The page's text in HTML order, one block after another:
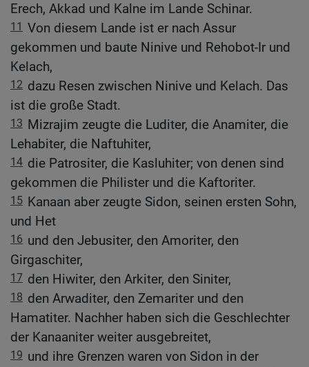
Erech, Akkad und Kalne im Lande Schinar.
11 Von diesem Lande ist er nach Assur
gekommen und baute Ninive und Rehobot-Ir und
Kelach,
12 dazu Resen zwischen Ninive und Kelach. Das
ist die große Stadt.
13 Mizrajim zeugte die Luditer, die Anamiter, die
Lehabiter, die Naftuhiter,
14 die Patrositer, die Kasluhiter; von denen sind
gekommen die Philister und die Kaftoriter.
15 Kanaan aber zeugte Sidon, seinen ersten Sohn,
und Het
16 und den Jebusiter, den Amoriter, den
Girgaschiter,
17 den Hiwiter, den Arkiter, den Siniter,
18 den Arwaditer, den Zemariter und den
Hamatiter. Nachher haben sich die Geschlechter
der Kanaaniter weiter ausgebreitet,
19 und ihre Grenzen waren von Sidon in der